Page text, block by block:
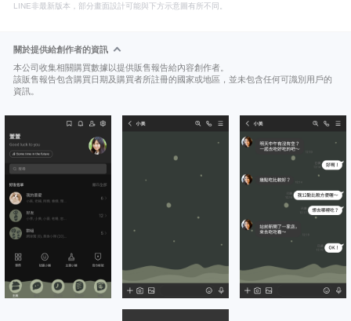
LINE非最新版本，部分畫面設計可能與下方示意圖有所不同。
關於提供給創作者的資訊
本公司收集相關購買數據以提供販售報告給內容創作者。
該販售報告包含購買日期及購買者所註冊的國家或地區，並未包含任何可識別用戶的
資訊。